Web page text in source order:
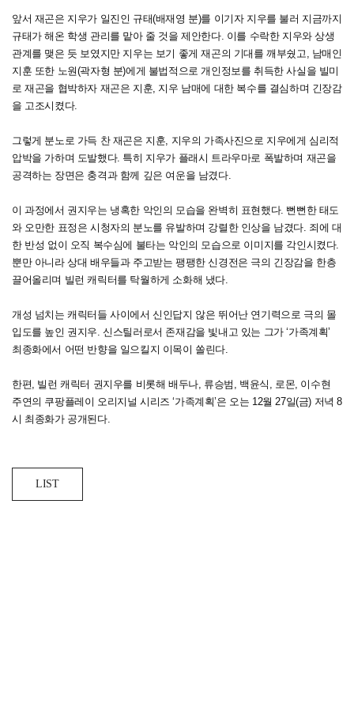
앞서 재곤은 지우가 일진인 규태(배재영 분)를 이기자 지우를 불러 지금까지
규태가 해온 학생 관리를 맡아 줄 것을 제안한다. 이를 수락한 지우와 상생
관계를 맺은 듯 보였지만 지우는 보기 좋게 재곤의 기대를 깨부쉈고, 남매인
지훈 또한 노원(곽자형 분)에게 불법적으로 개인정보를 취득한 사실을 빌미
로 재곤을 협박하자 재곤은 지훈, 지우 남매에 대한 복수를 결심하며 긴장감
을 고조시켰다.
그렇게 분노로 가득 찬 재곤은 지훈, 지우의 가족사진으로 지우에게 심리적
압박을 가하며 도발했다. 특히 지우가 플래시 트라우마로 폭발하며 재곤을
공격하는 장면은 충격과 함께 깊은 여운을 남겼다.
이 과정에서 권지우는 냉혹한 악인의 모습을 완벽히 표현했다. 뻔뻔한 태도
와 오만한 표정은 시청자의 분노를 유발하며 강렬한 인상을 남겼다. 죄에 대
한 반성 없이 오직 복수심에 불타는 악인의 모습으로 이미지를 각인시켰다.
뿐만 아니라 상대 배우들과 주고받는 팽팽한 신경전은 극의 긴장감을 한층
끌어올리며 빌런 캐릭터를 탁월하게 소화해 냈다.
개성 넘치는 캐릭터들 사이에서 신인답지 않은 뛰어난 연기력으로 극의 몰
입도를 높인 권지우. 신스틸러로서 존재감을 빛내고 있는 그가 ‘가족계획’
최종화에서 어떤 반향을 일으킬지 이목이 쏠린다.
한편, 빌런 캐릭터 권지우를 비롯해 배두나, 류승범, 백윤식, 로몬, 이수현
주연의 쿠팡플레이 오리지널 시리즈 ‘가족계획’은 오는 12월 27일(금) 저녁 8
시 최종화가 공개된다.
LIST